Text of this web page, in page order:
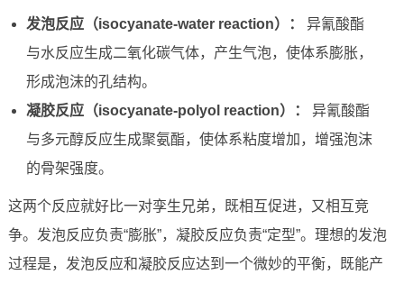
发泡反应（isocyanate-water reaction）：
异氰酸酯
与水反应生成二氧化碳气体，产生气泡，使体系膨胀，
形成泡沫的孔结构。
凝胶反应（isocyanate-polyol reaction）：
异氰酸酯
与多元醇反应生成聚氨酯，使体系粘度增加，增强泡沫
的骨架强度。
这两个反应就好比一对孪生兄弟，既相互促进，又相互竞
争。发泡反应负责“膨胀”，凝胶反应负责“定型”。理想的发泡
过程是，发泡反应和凝胶反应达到一个微妙的平衡，既能产